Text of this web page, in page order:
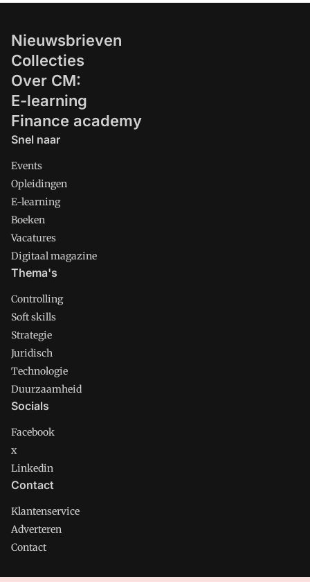
Nieuwsbrieven
Collecties
Over CM:
E-learning
Finance academy
Snel naar
Events
Opleidingen
E-learning
Boeken
Vacatures
Digitaal magazine
Thema's
Controlling
Soft skills
Strategie
Juridisch
Technologie
Duurzaamheid
Socials
Facebook
x
Linkedin
Contact
Klantenservice
Adverteren
Contact